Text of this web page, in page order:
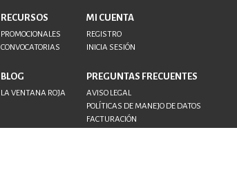
RECURSOS
PROMOCIONALES
CONVOCATORIAS
BLOG
LA VENTANA ROJA
MI CUENTA
REGISTRO
INICIA SESIÓN
PREGUNTAS FRECUENTES
AVISO LEGAL
POLÍTICAS DE MANEJO DE DATOS
FACTURACIÓN